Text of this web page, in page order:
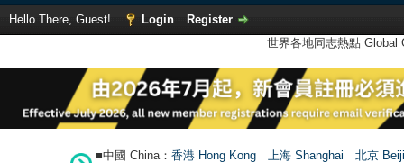
Hello There, Guest! Login
Register
世界各地同志熱點
■中國 China： 香港 Hong Kong 上海 Shanghai
北京